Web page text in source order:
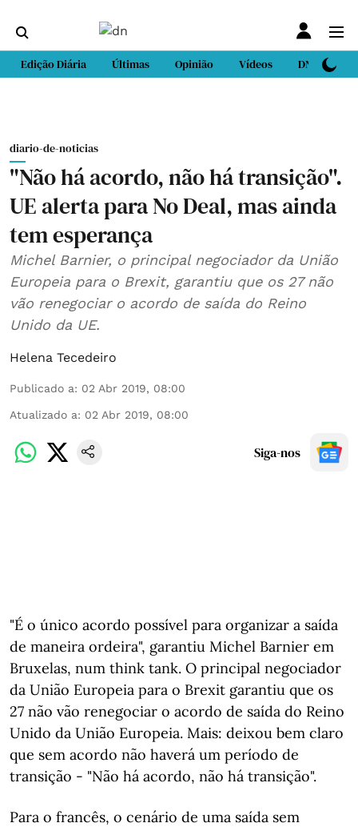
Edição Diária Últimas Opinião Vídeos DN Sport
diario-de-noticias
"Não há acordo, não há transição".
UE alerta para No Deal, mas ainda
tem esperança
Michel Barnier, o principal negociador da União
Europeia para o Brexit, garantiu que os 27 não
vão renegociar o acordo de saída do Reino
Unido da UE.
Helena Tecedeiro
Publicado a: 02 Abr 2019, 08:00
Atualizado a: 02 Abr 2019, 08:00
Siga-nos
"É o único acordo possível para organizar a saída
de maneira ordeira", garantiu Michel Barnier em
Bruxelas, num think tank. O principal negociador
da União Europeia para o Brexit garantiu que os
27 não vão renegociar o acordo de saída do Reino
Unido da União Europeia. Mais: deixou bem claro
que sem acordo não haverá um período de
transição - "Não há acordo, não há transição".
Para o francês, o cenário de uma saída sem